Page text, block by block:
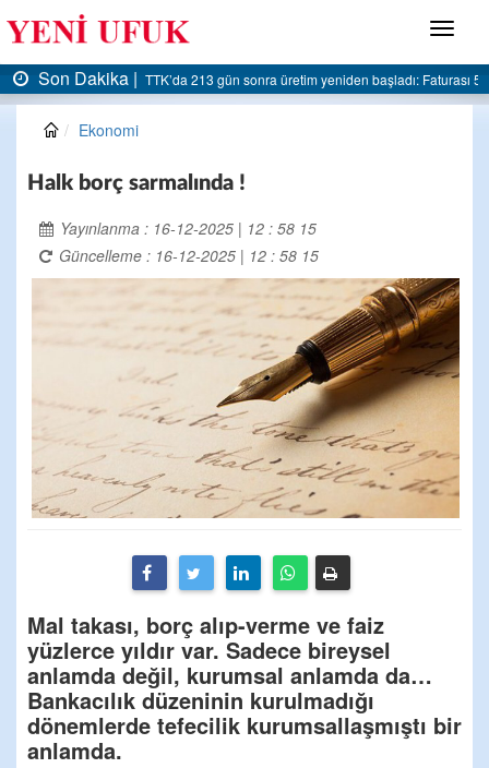
Menü
milyar liraya dayandı
Son Dakika | AK Parti Ereğli İlçe Başkanlığı’ndan belediyeye sert
Ekonomi
Halk borç sarmalında !
Yayınlanma : 16-12-2025 | 12 : 58 15
Güncelleme : 16-12-2025 | 12 : 58 15
Mal takası, borç alıp-verme ve faiz
yüzlerce yıldır var. Sadece bireysel
anlamda değil, kurumsal anlamda da…
Bankacılık düzeninin kurulmadığı
dönemlerde tefecilik kurumsallaşmıştı bir
anlamda.